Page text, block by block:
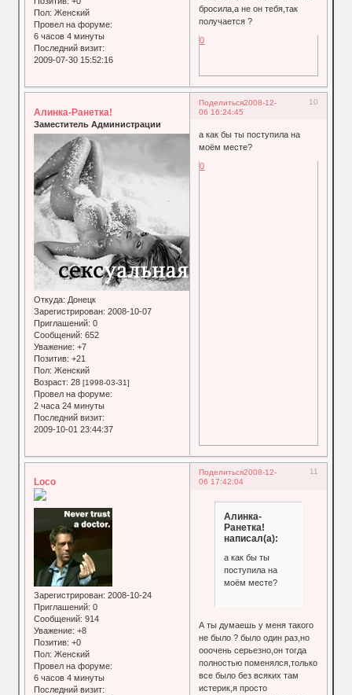
Пол: Женский
Провел на форуме:
6 часов 4 минуты
Последний визит:
2009-07-30 15:52:16
бросила,а не он тебя,так
получается ?
0
Поделиться 10
2008-12-
06 16:24:45
Алинка-Ранетка!
Заместитель Администрации
Откуда: Донецк
Зарегистрирован: 2008-10-07
Приглашений: 0
Сообщений: 652
Уважение: +7
Позитив: +21
Пол: Женский
Возраст: 28[1998-03-31]
Провел на форуме:
2 часа 24 минуты
Последний визит:
2009-10-01 23:44:37
а как бы ты поступила на
моём месте?
0
Поделиться 11
2008-12-
06 17:42:04
Loco
Зарегистрирован: 2008-10-24
Приглашений: 0
Сообщений: 914
Уважение: +8
Позитив: +0
Пол: Женский
Провел на форуме:
6 часов 4 минуты
Последний визит:
Алинка-
Ранетка!
написал(а):
а как бы ты
поступила на
моём месте?
А ты думаешь у меня такого
не было ? было один раз,но
ооочень серьезно,он тогда
полностью поменялся,только
все было без всяких там
истерик,я просто